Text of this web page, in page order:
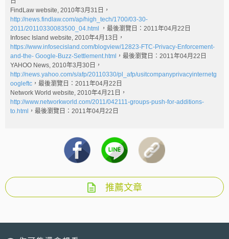
FindLaw website, 2010年3月31日，
http://news.findlaw.com/ap/high_tech/1700/03-30-
2011/20110330083500_04.html
，最後瀏覽日：2011年04月22日
Infosec Island website, 2010年4月13日，
https://www.infosecisland.com/blogview/12823-FTC-Privacy-Enforcement-
and-the- Google-Buzz-Settlement.html ，最後瀏覽日：2011年04月22日
YAHOO News, 2010年3月30日，
http://news.yahoo.com/s/afp/20110330/pl_afp/usitcompanyprivacyinternetg
oogleftc ，最後瀏覽日：2011年04月22日
Network World website, 2010年4月21日，
http://www.networkworld.com/2011/042111-groups-push-for-additions-
to.html ，最後瀏覽日：2011年04月22日
推薦文章